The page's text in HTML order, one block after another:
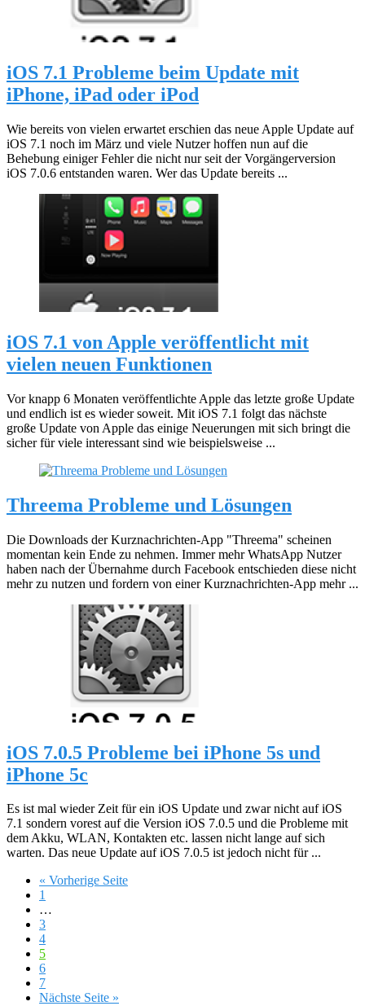
iOS 7.1 Probleme beim Update mit
iPhone, iPad oder iPod
Wie bereits von vielen erwartet erschien das neue Apple Update auf
iOS 7.1 noch im März und viele Nutzer hoffen nun auf die
Behebung einiger Fehler die nicht nur seit der Vorgängerversion
iOS 7.0.6 entstanden waren. Wer das Update bereits ...
iOS 7.1 von Apple veröffentlicht mit
vielen neuen Funktionen
Vor knapp 6 Monaten veröffentlichte Apple das letzte große Update
und endlich ist es wieder soweit. Mit iOS 7.1 folgt das nächste
große Update von Apple das einige Neuerungen mit sich bringt die
sicher für viele interessant sind wie beispielsweise ...
Threema Probleme und Lösungen
Die Downloads der Kurznachrichten-App "Threema" scheinen
momentan kein Ende zu nehmen. Immer mehr WhatsApp Nutzer
haben nach der Übernahme durch Facebook entschieden diese nicht
mehr zu nutzen und fordern von einer Kurznachrichten-App mehr ...
iOS 7.0.5 Probleme bei iPhone 5s und
iPhone 5c
Es ist mal wieder Zeit für ein iOS Update und zwar nicht auf iOS
7.1 sondern vorest auf die Version iOS 7.0.5 und die Probleme mit
dem Akku, WLAN, Kontakten etc. lassen nicht lange auf sich
warten. Das neue Update auf iOS 7.0.5 ist jedoch nicht für ...
« Vorherige Seite
1
…
3
4
5
6
7
Nächste Seite »